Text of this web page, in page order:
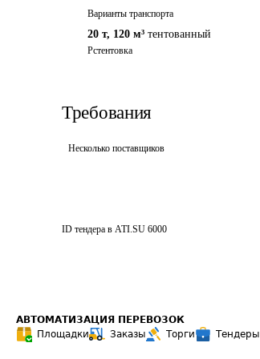
Варианты транспорта
20 т, 120 м³ тентованный
Рстентовка
Требования
Несколько поставщиков
ID тендера в ATI.SU 6000
АВТОМАТИЗАЦИЯ ПЕРЕВОЗОК
Площадки
Заказы Торги Тендеры